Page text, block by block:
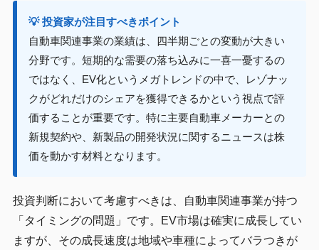
💡 投資家が注目すべきポイント
自動車関連事業の業績は、四半期ごとの変動が大きい
分野です。短期的な需要の落ち込みに一喜一憂するの
ではなく、EV化というメガトレンドの中で、レゾナッ
クがどれだけのシェアを獲得できるかという視点で評
価することが重要です。特に主要自動車メーカーとの
新規契約や、新製品の開発状況に関するニュースは株
価を動かす材料となります。
投資判断において考慮すべきは、自動車関連事業が持つ
「タイミングの問題」です。EV市場は確実に成長してい
ますが、その成長速度は地域や車種によってバラつきが